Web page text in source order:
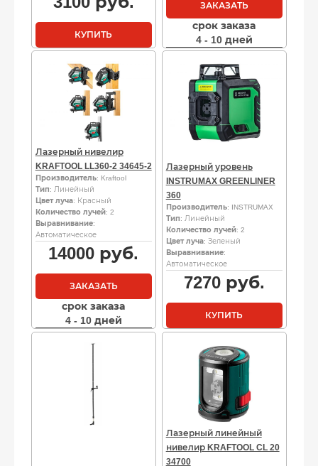
КУПИТЬ
ЗАКАЗАТЬ
срок заказа
4 - 10 дней
Лазерный нивелир
KRAFTOOL LL360-2 34645-2
Производитель: Kraftool
Тип: Линейный
Цвет луча: Красный
Количество лучей: 2
Выравнивание:
Автоматическое
14000 руб.
ЗАКАЗАТЬ
срок заказа
4 - 10 дней
Лазерный уровень
INSTRUMAX GREENLINER
360
Производитель: INSTRUMAX
Тип: Линейный
Количество лучей: 2
Цвет луча: Зеленый
Выравнивание:
Автоматическое
7270руб.
КУПИТЬ
Лазерный линейный
нивелир KRAFTOOL CL 20
34700